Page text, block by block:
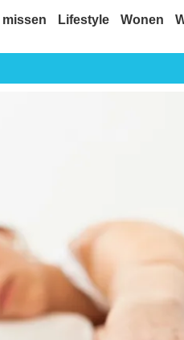
missen Lifestyle Wonen